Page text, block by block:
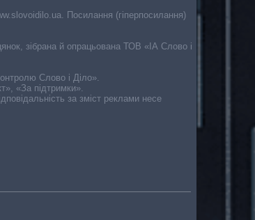
Посилання (гіперпосилання)
зібрана й опрацьована ТОВ «ІА Слово і
Слово і Діло».
«За підтримки».
за зміст реклами несе